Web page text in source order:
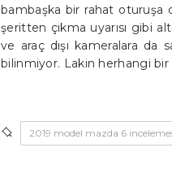
bambaşka bir rahat oturuşa
şeritten çıkma uyarısı gibi
ve araç dışı kameralara
bilinmiyor. Lakin herhangi
2019 model mazda 6